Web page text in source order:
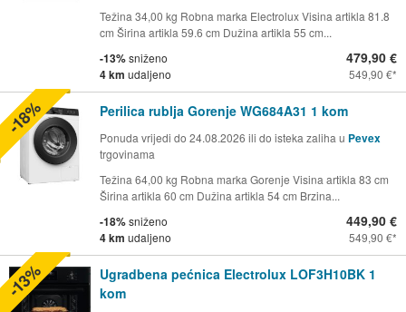
Težina 34,00 kg Robna marka Electrolux Visina artikla 81.8
cm Širina artikla 59.6 cm Dužina artikla 55 cm...
-13%sniženo
4 km udaljeno
479,90 €
549,90 €
Perilica rublja Gorenje WG684A31 1 kom
Ponuda vrijedi do 24.08.2026 ili do isteka zaliha u Pevex
trgovinama
Težina 64,00 kg Robna marka Gorenje Visina artikla 83 cm
Širina artikla 60 cm Dužina artikla 54 cm Brzina...
-18%sniženo
4 km udaljeno
449,90 €
549,90 €
-18%
Ugradbena pećnica Electrolux LOF3H10BK 1
kom
-13%